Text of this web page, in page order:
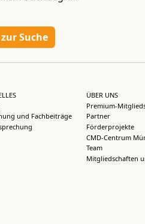
zur Suche
und Fachbeiträge
ÜBER UNS
Premium-
Partner
Förderprojekte
CMD-Centrum
Team
Mitgliedschaften